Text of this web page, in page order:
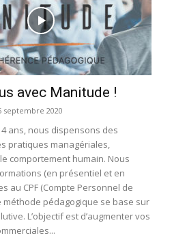
avec Manitude !
septembre 2020
ans, nous dispensons des
pratiques managériales,
comportement humain. Nous
(en présentiel et en
au CPF (Compte Personnel de
méthode pédagogique se base sur
L’objectif est d’augmenter vos